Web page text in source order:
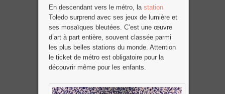
En descendant vers le métro, la station
Toledo surprend avec ses jeux de lumière et
ses mosaïques bleutées. C’est une œuvre
d’art à part entière, souvent classée parmi
les plus belles stations du monde. Attention
le ticket de métro est obligatoire pour la
découvrir même pour les enfants.